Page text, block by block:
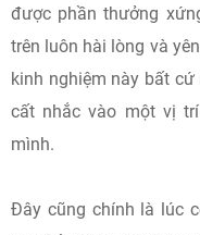
được phần thưởng
trên luôn hài lòng và
kinh nghiệm này bất
cất nhắc vào một vị
mình.
Đây cũng chính là lúc